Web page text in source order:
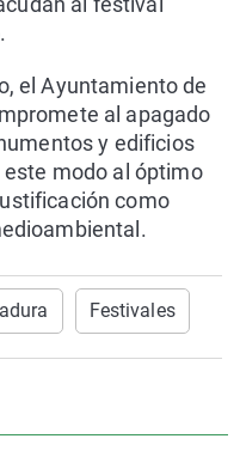
el Ayuntamiento de
al apagado
y edificios
modo al óptimo
como
Festivales